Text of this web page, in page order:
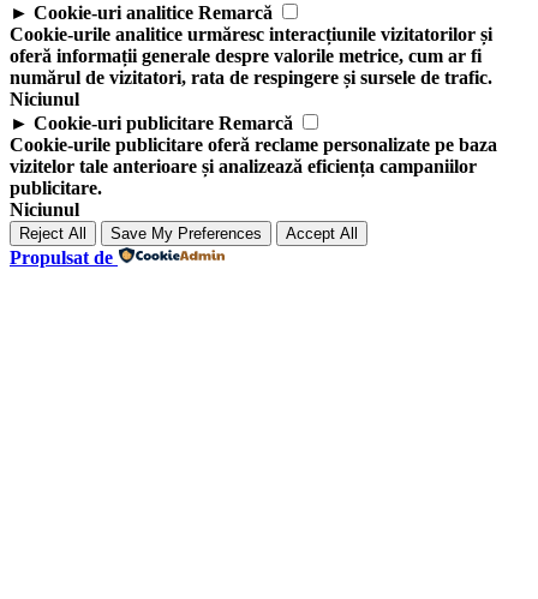
► Cookie-uri analitice Remarcă
Cookie-urile analitice urmăresc interacțiunile vizitatorilor și
oferă informații generale despre valorile metrice, cum ar fi
numărul de vizitatori, rata de respingere și sursele de trafic.
Niciunul
► Cookie-uri publicitare Remarcă
Cookie-urile publicitare oferă reclame personalizate pe baza
vizitelor tale anterioare și analizează eficiența campaniilor
publicitare.
Niciunul
Reject All Save My Preferences Accept All
Propulsat de